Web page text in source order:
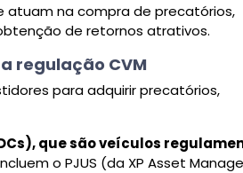
atuam na compra de precatórios,
de retornos atrativos.
regulação CVM
para adquirir precatórios,
que são veículos
o PJUS (da XP Asset